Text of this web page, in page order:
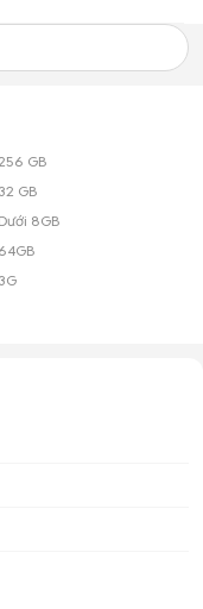
GB
GB
8GB